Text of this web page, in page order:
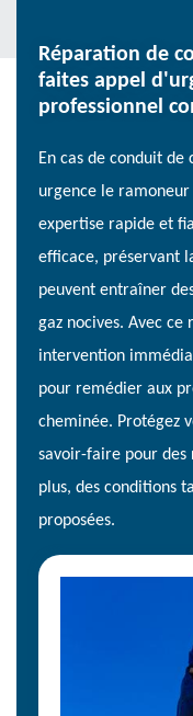
Réparation de
faites appel
professionnel
En cas de conduit de
urgence le ramoneur
expertise rapide et
efficace, préservant
peuvent entraîner
gaz nocives. Avec ce
intervention
pour remédier aux
cheminée. Protégez
savoir-faire pour des
plus, des conditions
proposées.